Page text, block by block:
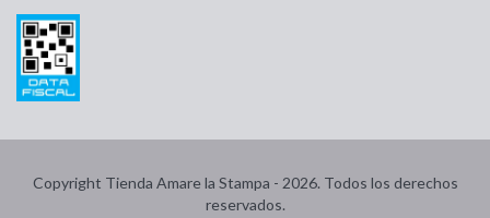
Copyright Tienda Amare la Stampa - 2026. Todos los derechos
reservados.